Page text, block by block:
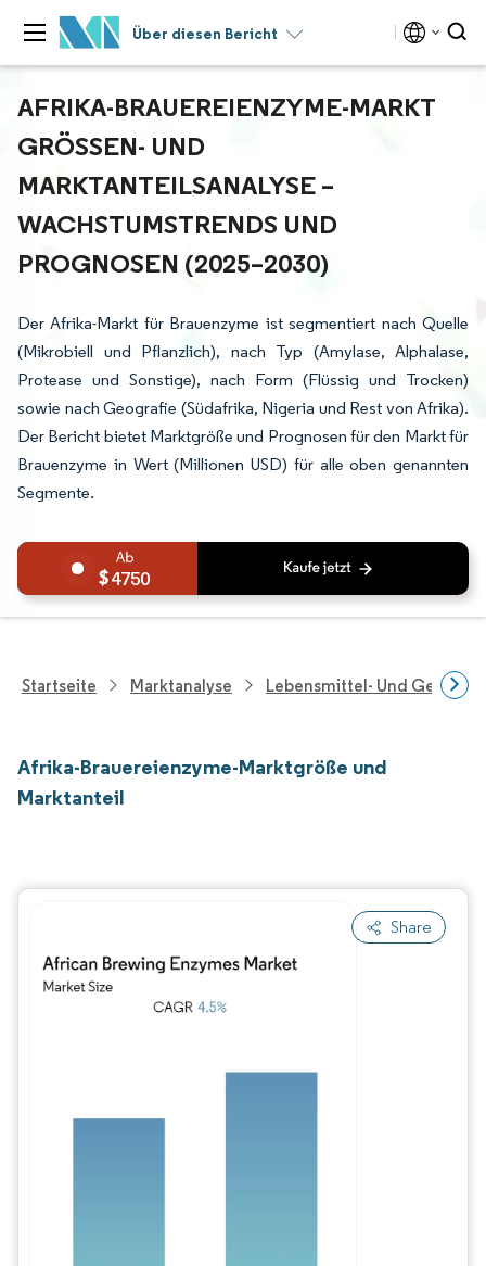
Über diesen Bericht
AFRIKA-BRAUEREIENZYME-MARKT
GRÖSSEN- UND M
ARKTANTEILSANALYSE – W
ACHSTUMSTRENDS UND P
ROGNOSEN (2025–2030)
Der Afrika-Markt für Brauenzyme ist segmentiert nach Quelle
(Mikrobiell und Pflanzlich), nach Typ (Amylase, Alphalase,
Protease und Sonstige), nach Form (Flüssig und Trocken)
sowie nach Geografie (Südafrika, Nigeria und Rest von Afrika).
Der Bericht bietet Marktgröße und Prognosen für den Markt für
Brauenzyme in Wert (Millionen USD) für alle oben genannten
Segmente.
4750
Startseite Marktanalyse Lebensmittel- Und
Afrika-Brauereienzyme-Marktgröße und
Marktanteil
Share